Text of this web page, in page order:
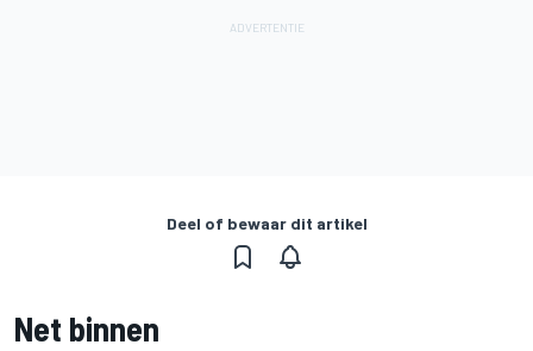
Deel of bewaar dit artikel
Net binnen